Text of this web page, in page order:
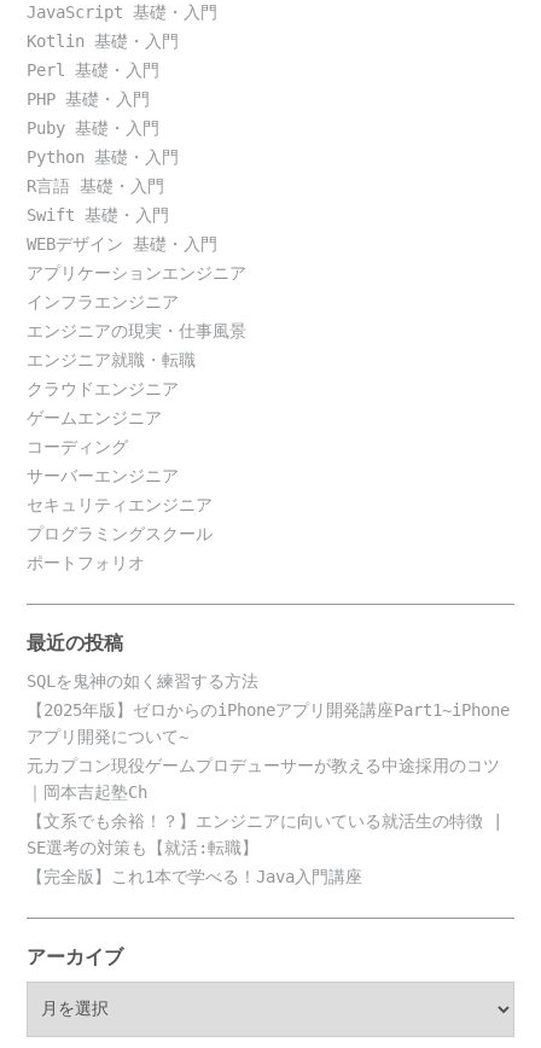
JavaScript 基礎・入門
Kotlin 基礎・入門
Perl 基礎・入門
PHP 基礎・入門
Puby 基礎・入門
Python 基礎・入門
R言語 基礎・入門
Swift 基礎・入門
WEBデザイン 基礎・入門
アプリケーションエンジニア
インフラエンジニア
エンジニアの現実・仕事風景
エンジニア就職・転職
クラウドエンジニア
ゲームエンジニア
コーディング
サーバーエンジニア
セキュリティエンジニア
プログラミングスクール
ポートフォリオ
最近の投稿
SQLを鬼神の如く練習する方法
【2025年版】ゼロからのiPhoneアプリ開発講座Part1~iPhone
アプリ開発について~
元カプコン現役ゲームプロデューサーが教える中途採用のコツ
｜岡本吉起塾Ch
【文系でも余裕！？】エンジニアに向いている就活生の特徴 |
SE選考の対策も【就活:転職】
【完全版】これ1本で学べる！Java入門講座
アーカイブ